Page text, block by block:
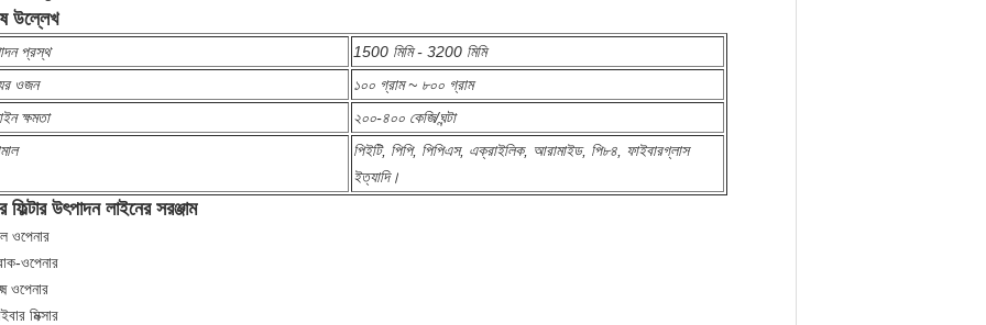
উল্লেখ
প্রস্থ
1500 মিমি - 3200 মিমি
ওজন
১০০ গ্রাম ~ ৮০০ গ্রাম
ক্ষমতা
২০০-৪০০ কেজি/ঘন্টা
পিইটি, পিপি, পিপিএস, এক্রাইলিক, আরামাইড, পি৮৪, ফাইবারগ্লাস
ইত্যাদি।
ফিল্টার উৎপাদন লাইনের সরঞ্জাম
ওপেনার
ওপেনার
ওপেনার
মিক্সার